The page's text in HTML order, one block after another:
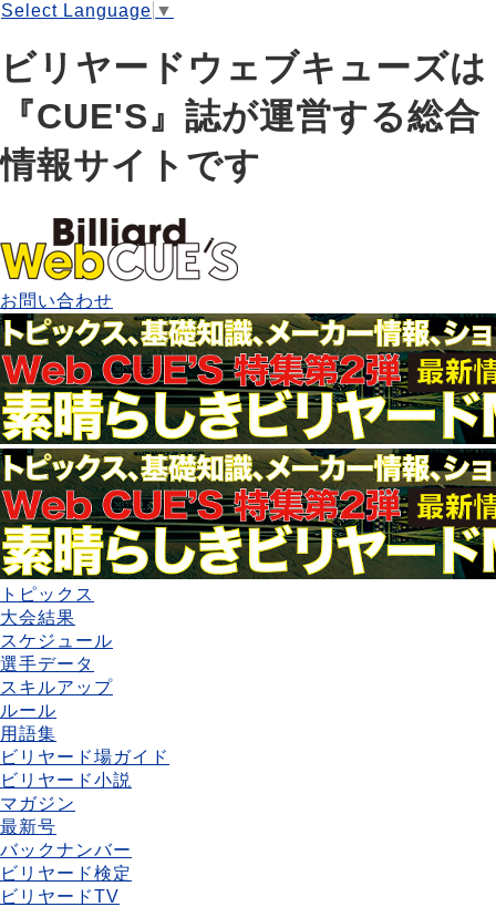
Select Language ▼
ビリヤードウェブキューズは
『CUE'S』誌が運営する総合
情報サイトです
お問い合わせ
トピックス
大会結果
スケジュール
選手データ
スキルアップ
ルール
用語集
ビリヤード場ガイド
ビリヤード小説
マガジン
最新号
バックナンバー
ビリヤード検定
ビリヤードTV